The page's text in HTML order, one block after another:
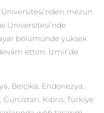
mezun
Üniversitesi’nde
bölümünde yüksek
ettim. İzmir’de
Belçika, Endonezya,
Kıbrıs, Türkiye